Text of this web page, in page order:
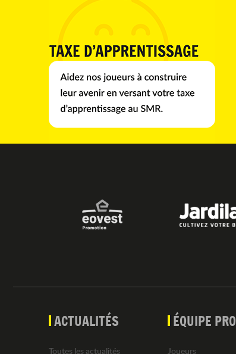
ACTUALITÉS
Toutes les actualités
ÉQUIPE PRO
Joueurs